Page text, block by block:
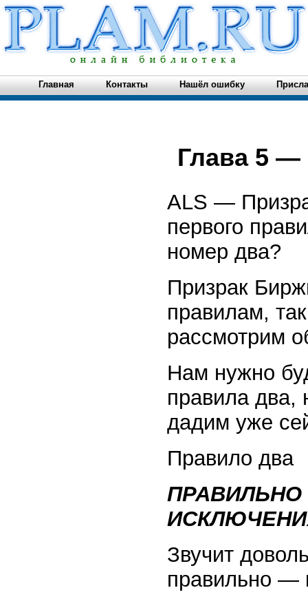
Главная Контакты Нашёл ошибку
Глава 5 —
ALS —
первого
номер два?
Призрак
правилам,
рассмотрим
Нам нужно
правила два,
дадим уже
Правило два
Звучит
правильно —